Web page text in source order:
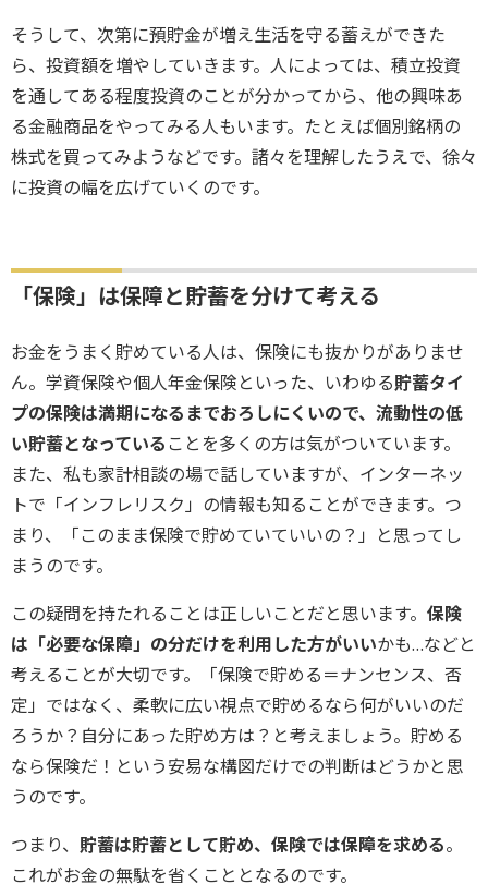
そうして、次第に預貯金が増え生活を守る蓄えができた
ら、投資額を増やしていきます。人によっては、積立投資
を通してある程度投資のことが分かってから、他の興味あ
る金融商品をやってみる人もいます。たとえば個別銘柄の
株式を買ってみようなどです。諸々を理解したうえで、徐々
に投資の幅を広げていくのです。
「保険」は保障と貯蓄を分けて考える
お金をうまく貯めている人は、保険にも抜かりがありませ
ん。学資保険や個人年金保険といった、いわゆる貯蓄タイ
プの保険は満期になるまでおろしにくいので、流動性の低
い貯蓄となっている ことを多くの方は気がついています。
また、私も家計相談の場で話していますが、インターネッ
トで「インフレリスク」の情報も知ることができます。つ
まり、「このまま保険で貯めていていいの？」と思ってし
まうのです。
この疑問を持たれることは正しいことだと思います。 保険
は「必要な保障」の分だけを利用した方がいいかも…などと
考えることが大切です。「保険で貯める＝ナンセンス、否
定」ではなく、柔軟に広い視点で貯めるなら何がいいのだ
ろうか？自分にあった貯め方は？と考えましょう。貯める
なら保険だ！という安易な構図だけでの判断はどうかと思
うのです。
つまり、 貯蓄は貯蓄として貯め、保険では保障を求める。
これがお金の無駄を省くこととなるのです。